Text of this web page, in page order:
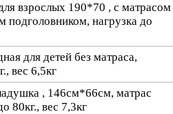
взрослых 190*70 , с матрасом
нагрузка до
для детей без матраса,
вес 6,5кг
, 146см*66см, матрас
80кг., вес 7,3кг